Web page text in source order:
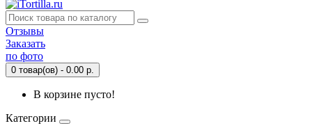
Отзывы
Заказать
по фото
0 товар(ов) - 0.00 р.
В корзине пусто!
Категории